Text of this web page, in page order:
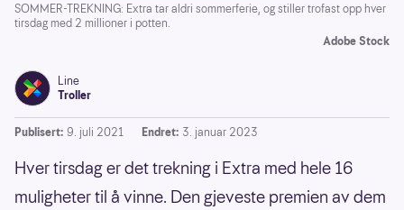
SOMMER-TREKNING: Extra tar aldri sommerferie, og stiller trofast opp hver
tirsdag med 2 millioner i potten.
Adobe Stock
Line
Troller
Publisert: 9. juli 2021 Endret: 3. januar 2023
Hver tirsdag er det trekning i Extra med hele 16
muligheter til å vinne. Den gjeveste premien av dem